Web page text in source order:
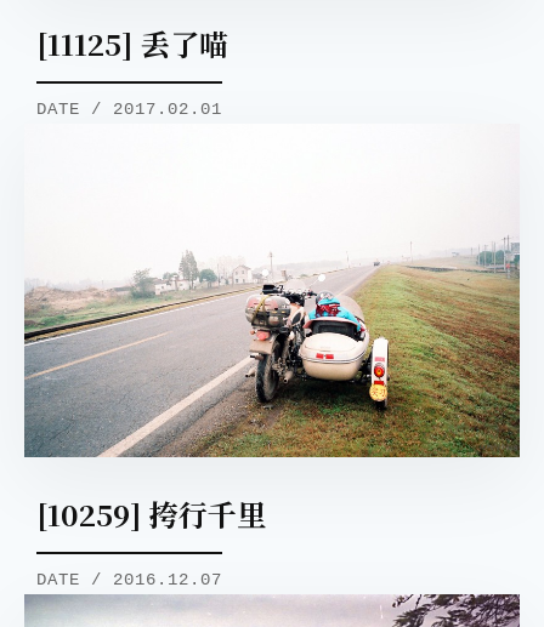
[11125] 丢了喵
DATE / 2017.02.01
[10259] 挎行千里
DATE / 2016.12.07